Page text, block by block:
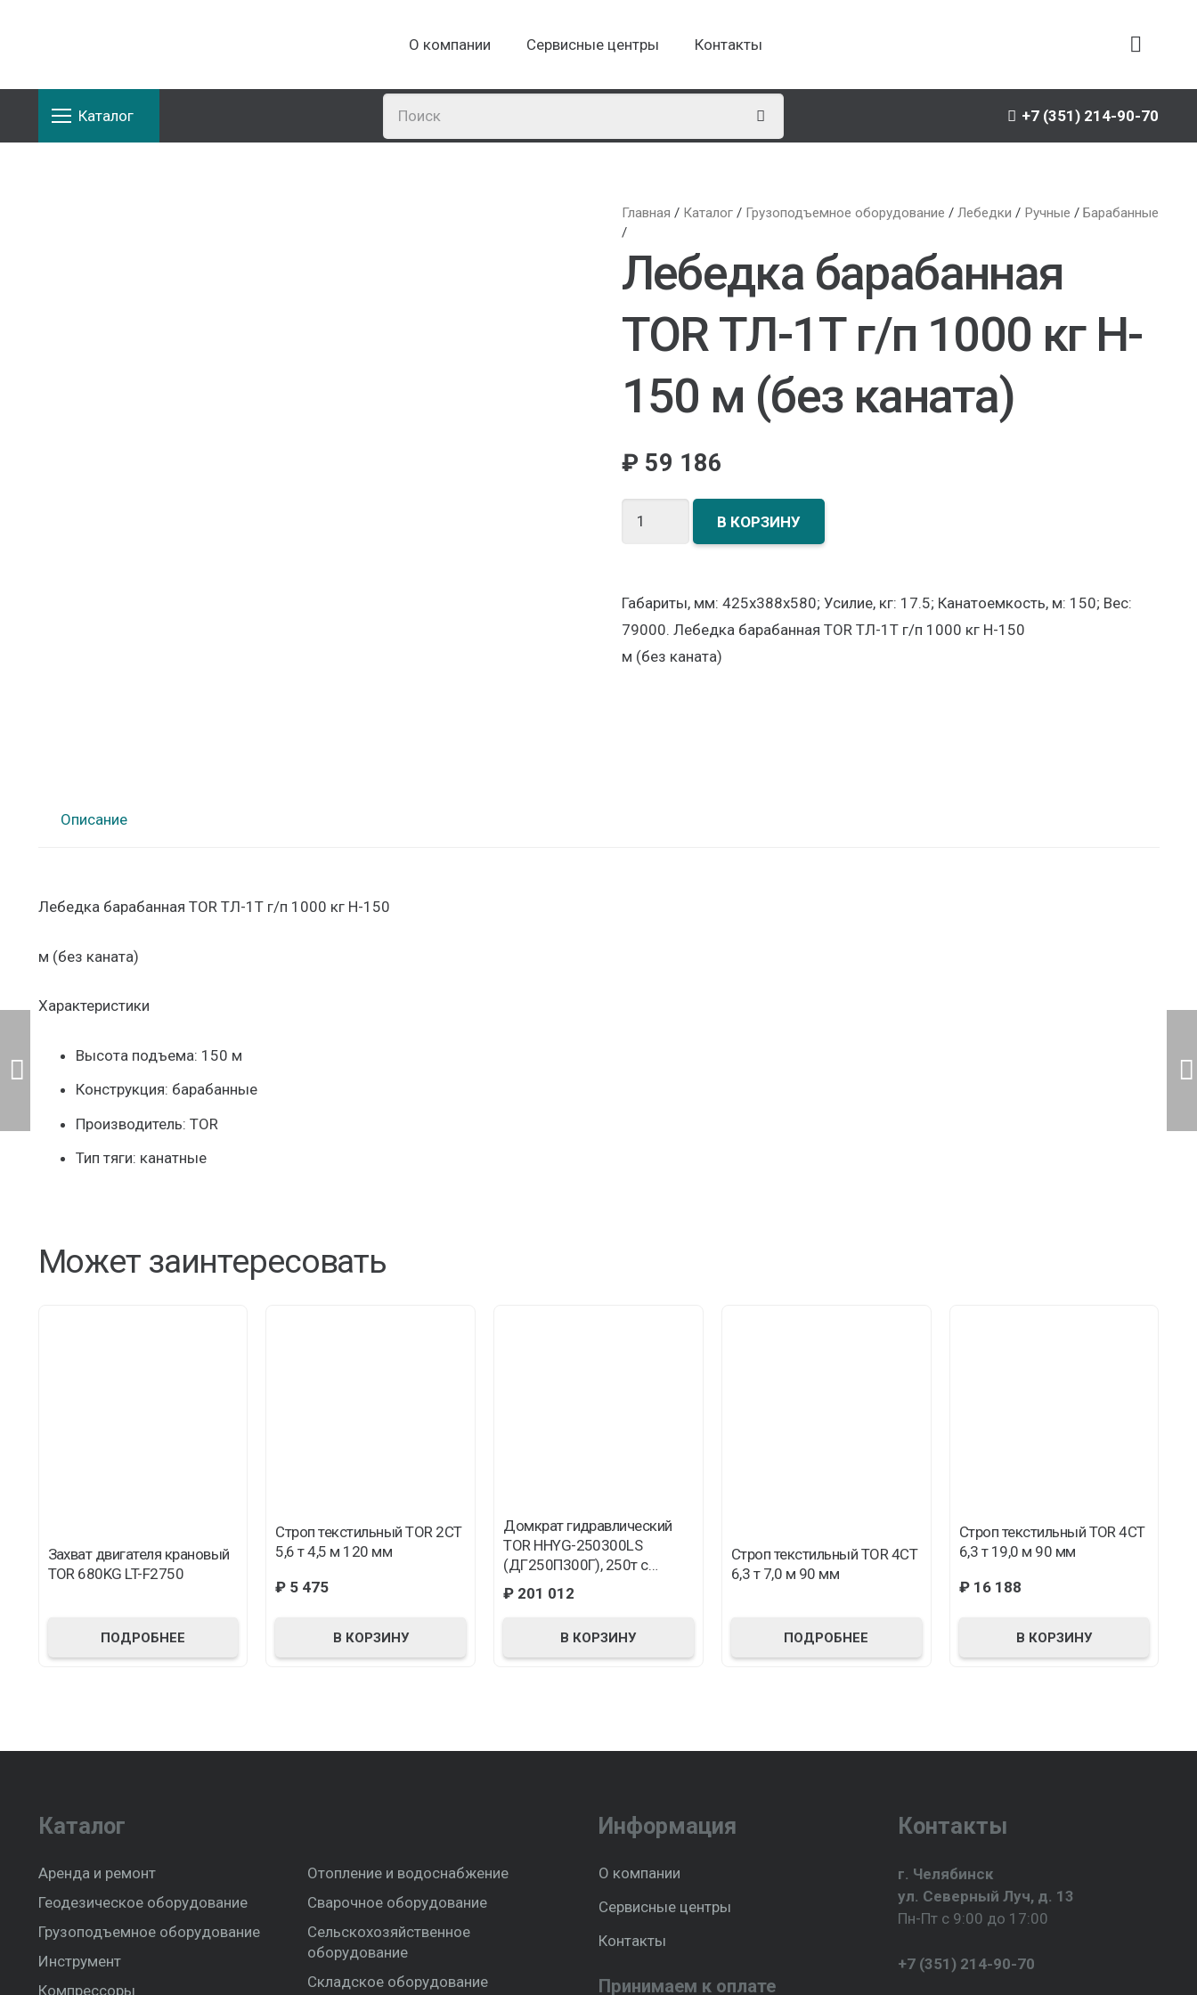
О компании Сервисные центры Контакты
Каталог +7 (351) 214-90-70
Главная / Каталог/ Грузоподъемное оборудование / Лебедки / Ручные / Барабанные
/
Лебедка барабанная
TOR ТЛ-1Т г/п 1000 кг H-
150 м (без каната)
₽ 59 186
Количество
товара
В КОРЗИНУ
Габариты, мм: 425x388x580; Усилие, кг: 17.5; Канатоемкость, м: 150; Вес:
79000. Лебедка барабанная TOR ТЛ-1Т г/п 1000 кг H-150
м (без каната)
Описание
Лебедка барабанная TOR ТЛ-1Т г/п 1000 кг H-150
м (без каната)
Характеристики
Высота подъема: 150 м
Конструкция: барабанные
Производитель: TOR
Тип тяги: канатные
Может заинтересовать
Захват двигателя крановый
TOR 680KG LT-F2750
ПОДРОБНЕЕ
Строп текстильный TOR 2СТ
5,6 т 4,5 м 120 мм
₽ 5 475
В КОРЗИНУ
Домкрат гидравлический
TOR HHYG-250300LS
(ДГ250П300Г), 250т с
фиксирующей гайкой
₽ 201 012
В КОРЗИНУ
Строп текстильный TOR 4СТ
6,3 т 7,0 м 90 мм
ПОДРОБНЕЕ
Строп текстильный TOR 4СТ
6,3 т 19,0 м 90 мм
₽16 188
В КОРЗИНУ
Каталог
Аренда и ремонт
Геодезическое оборудование
Грузоподъемное оборудование
Инструмент
Компрессоры
Отопление и водоснабжение
Сварочное оборудование
Сельскохозяйственное
оборудование
Складское оборудование
Информация
О компании
Сервисные центры
Контакты
Принимаем к оплате
Контакты
г. Челябинск
ул. Северный Луч, д. 13
Пн-Пт с 9:00 до 17:00
+7 (351) 214-90-70